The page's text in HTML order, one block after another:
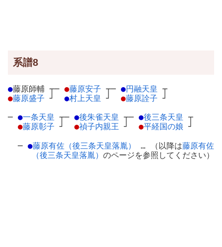
系譜8
●藤原師輔 ┬
●藤原盛子 ┘
─ ●藤原安子 ┬
●村上天皇 ┘
─ ●円融天皇 ┬
●藤原詮子 ┘
─ ●一条天皇 ┬
●藤原彰子 ┘
─ ●後朱雀天皇 ┬
●禎子内親王 ┘
─ ●後三条天皇 ┬
●平経国の娘 ┘
─ ●藤原有佐（後三条天皇落胤） … （以降は藤原有佐
（後三条天皇落胤） のページを参照してください）